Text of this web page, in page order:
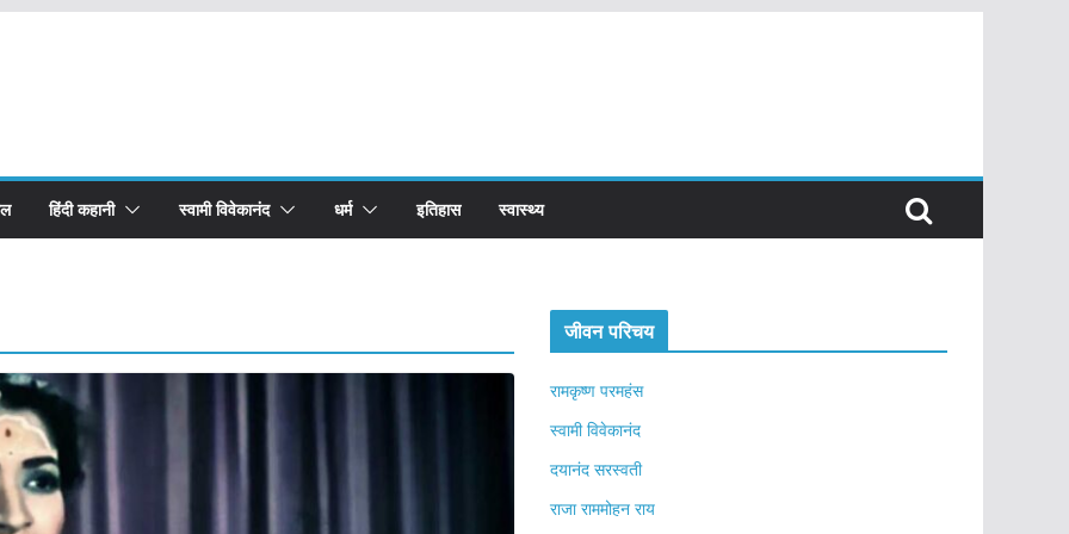
हिंदी कहानी स्वामी विवेकानंद धर्म इतिहास स्वास्थ्य
जीवन परिचय
रामकृष्ण परमहंस
स्वामी विवेकानंद
दयानंद सरस्वती
राजा राममोहन राय